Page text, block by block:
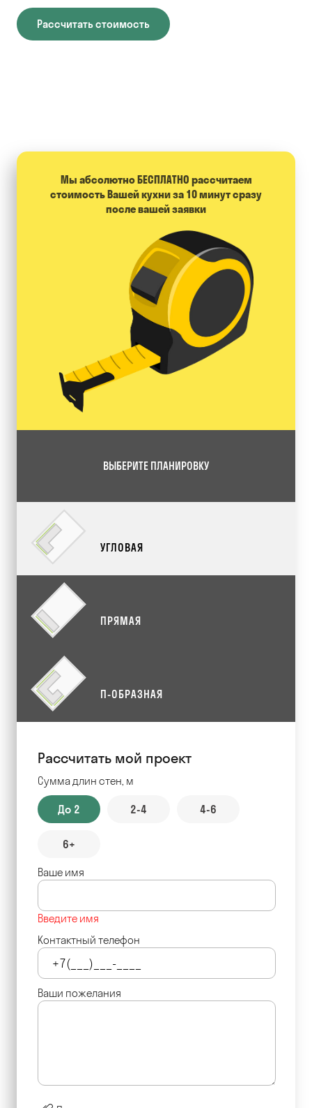
Рассчитать стоимость
Мы абсолютно БЕСПЛАТНО расcчитаем
стоимость Вашей кухни за 10 минут сразу
после вашей заявки
ВЫБЕРИТЕ ПЛАНИРОВКУ
УГЛОВАЯ
ПРЯМАЯ
П-ОБРАЗНАЯ
Рассчитать мой проект
Сумма длин стен, м
До 2 2-4 4-6
6+
Ваше имя
Введите имя
Контактный телефон
Ваши пожелания